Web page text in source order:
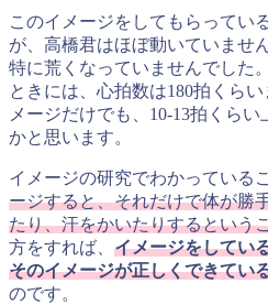
このイメージをしてもらってい
が、高橋君はほぼ動いていませ
特に荒くなっていませんでした
ときには、心拍数は180拍くら
メージだけでも、10-13拍くら
かと思います。
イメージの研究でわかっている
ージすると、それだけで体が勝
たり、汗をかいたりするという
方をすれば、 イメージをしてい
そのイメージが正しくできてい
のです。